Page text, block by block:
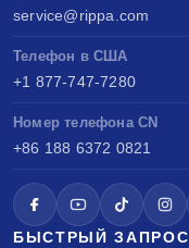
service@rippa.com
Телефон в США
+1 877-747-7280
Номер телефона CN
+86 188 6372 0821
БЫСТРЫЙ ЗАПРОС